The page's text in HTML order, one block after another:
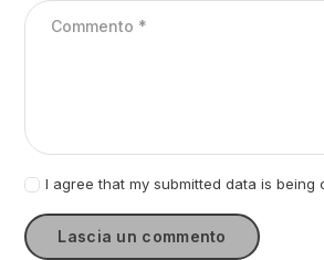
I agree that my submitted data is being